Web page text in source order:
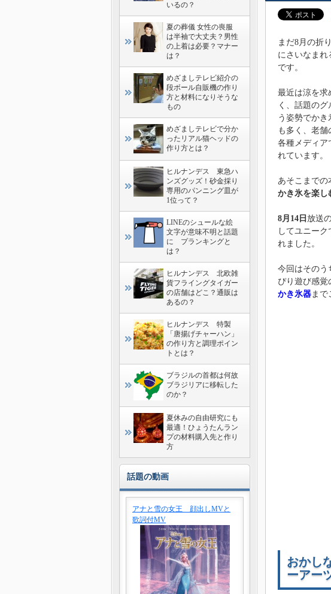
まだ8月の折
にさいなまれ
です。
最近は涼を求
く、話題の
う姿勢でかき
も多く、老
各種メディア
れています。
あそこまでの
かき氷を楽し
8月14日 放送
してユニー
れました。
今回はそのう
ぴり遊び感覚
かき氷器まで
おかし
ーアー
いるの？
夏の葬儀 女性の喪服
は半袖で大丈夫？男性
の上着は必要？マナー
は？
めざましテレビ紹介の
段ボール自販機の作り
方と材料になりそうな
もの
めざましテレビで分か
ったリアル猫ヘッドの
作り方とは？
ヒルナンデス 東急ハ
ンズグッズ！砂金採り
専用のパンニング皿が
1位って？
LINEのシュールな絵
文字が意味不明と話題
に プランキングと
は？
ヒルナンデス 北欧雑
貨フライングタイガー
の店舗はどこ？通販は
あるの？
ヒルナンデス 特製
「唐揚げチャーハン」
の作り方と調理ポイン
トとは？
ブラジルの首都は何故
ブラジリアに移転した
のか？
夏休みの自由研究にも
最適！ひょうたんラン
プの材料購入先と作り
方
話題の動画
アナと雪の女王 顔出しMVと
歌詞付MV